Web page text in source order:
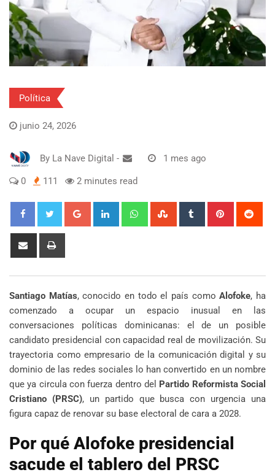
Política
junio 24, 2026
By La Nave Digital - 1 mes ago
0 111 2 minutes read
Google+ LinkedIn WhatsappStumbleUpon
Tumblr Pinterest
Share
Santiago Matías, conocido en todo el país comoAlofoke, ha
comenzado a ocupar un espacio inusual en las
conversaciones políticas dominicanas: el de un posible
candidato presidencial con capacidad real de movilización. Su
trayectoria como empresario de la comunicación digital y su
dominio de las redes sociales lo han convertido en un nombre
que ya circula con fuerza dentro del Partido Reformista Social
Cristiano (PRSC), un partido que busca con urgencia una
figura capaz de renovar su base electoral de cara a 2028.
Por qué Alofoke presidencial
sacude el tablero del PRSC